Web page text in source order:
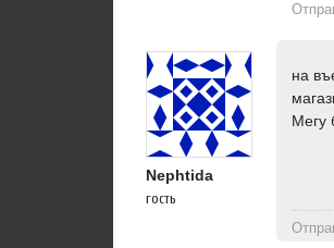
Nephtida
гость
на
Мегу